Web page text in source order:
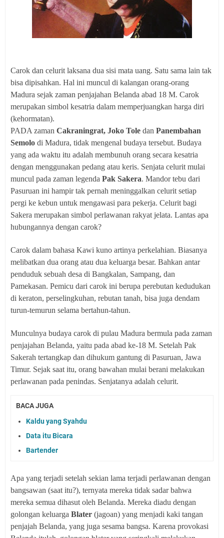
Carok dan celurit laksana dua sisi mata uang. Satu sama lain tak
bisa dipisahkan. Hal ini muncul di kalangan orang-orang
Madura sejak zaman penjajahan Belanda abad 18 M. Carok
merupakan simbol kesatria dalam memperjuangkan harga diri
(kehormatan).
PADA zaman Cakraningrat, Joko Tole dan Panembahan
Semolo di Madura, tidak mengenal budaya tersebut. Budaya
yang ada waktu itu adalah membunuh orang secara kesatria
dengan menggunakan pedang atau keris. Senjata celurit mulai
muncul pada zaman legenda Pak Sakera. Mandor tebu dari
Pasuruan ini hampir tak pernah meninggalkan celurit setiap
pergi ke kebun untuk mengawasi para pekerja. Celurit bagi
Sakera merupakan simbol perlawanan rakyat jelata. Lantas apa
hubungannya dengan carok?
Carok dalam bahasa Kawi kuno artinya perkelahian. Biasanya
melibatkan dua orang atau dua keluarga besar. Bahkan antar
penduduk sebuah desa di Bangkalan, Sampang, dan
Pamekasan. Pemicu dari carok ini berupa perebutan kedudukan
di keraton, perselingkuhan, rebutan tanah, bisa juga dendam
turun-temurun selama bertahun-tahun.
Munculnya budaya carok di pulau Madura bermula pada zaman
penjajahan Belanda, yaitu pada abad ke-18 M. Setelah Pak
Sakerah tertangkap dan dihukum gantung di Pasuruan, Jawa
Timur. Sejak saat itu, orang bawahan mulai berani melakukan
perlawanan pada penindas. Senjatanya adalah celurit.
BACA JUGA
Kaldu yang Syahdu
Data itu Bicara
Bartender
Apa yang terjadi setelah sekian lama terjadi perlawanan dengan
bangsawan (saat itu?), ternyata mereka tidak sadar bahwa
mereka semua dihasut oleh Belanda. Mereka diadu dengan
golongan keluarga Blater (jagoan) yang menjadi kaki tangan
penjajah Belanda, yang juga sesama bangsa. Karena provokasi